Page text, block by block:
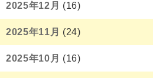
2025年12月 (16)
2025年11月 (24)
2025年10月 (16)